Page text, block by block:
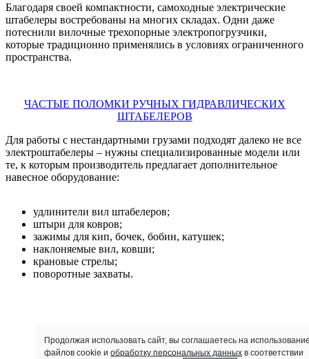
Благодаря своей компактности, самоходные электрические
штабелеры востребованы на многих складах. Одни даже
потеснили вилочные трехопорные электропогрузчики,
которые традиционно применялись в условиях ограниченного
пространства.
ЧАСТЫЕ ПОЛОМКИ РУЧНЫХ ГИДРАВЛИЧЕСКИХ
ШТАБЕЛЕРОВ
Для работы с нестандартными грузами подходят далеко не все
электроштабелеры – нужны специализированные модели или
те, к которым производитель предлагает дополнительное
навесное оборудование:
удлинители вил штабелеров;
штыри для ковров;
зажимы для кип, бочек, бобин, катушек;
наклоняемые вил, ковши;
крановые стрелы;
поворотные захваты.
ГИДРАВЛИЧЕСКОЙ ТЕЛЕЖКИ
Продолжая использовать сайт, вы соглашаетесь на
файлов cookie и обработку персональных данных в соответствии